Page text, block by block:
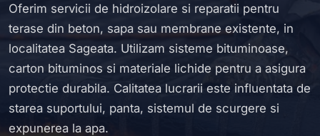
Oferim servicii de hidroizolare si reparatii pentru
terase din beton, sapa sau membrane existente, in
localitatea Sageata. Utilizam sisteme bituminoase,
carton bituminos si materiale lichide pentru a asigura
protectie durabila. Calitatea lucrarii este influentata de
starea suportului, panta, sistemul de scurgere si
expunerea la apa.